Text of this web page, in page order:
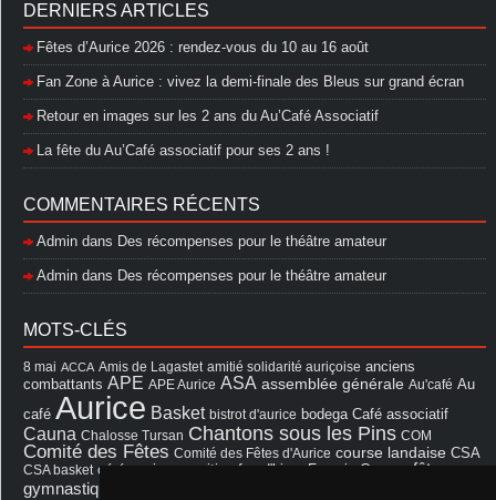
DERNIERS ARTICLES
Fêtes d’Aurice 2026 : rendez-vous du 10 au 16 août
Fan Zone à Aurice : vivez la demi-finale des Bleus sur grand écran
Retour en images sur les 2 ans du Au’Café Associatif
La fête du Au’Café associatif pour ses 2 ans !
COMMENTAIRES RÉCENTS
Admin dans Des récompenses pour le théâtre amateur
Admin dans Des récompenses pour le théâtre amateur
MOTS-CLÉS
8 mai ACCA Amis de Lagastet amitié solidarité auriçoise anciens
combattants APE APE Aurice ASA assemblée générale Au'café Au
café Aurice Basket bistrot d'aurice bodega Café associatif
Cauna Chalosse Tursan Chantons sous les Pins COM
Comité des Fêtes Comité des Fêtes d'Aurice course landaise CSA
CSA basket cérémonie exposition feu d'hiver Francis Cazaux
fêtes
gymnastique volontaire